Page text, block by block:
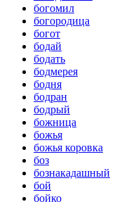
богомил
богородица
богот
бодай
бодать
бодмерея
бодня
бодран
бодрый
божница
божья
божья коровка
боз
бознакадашный
бой
бойко